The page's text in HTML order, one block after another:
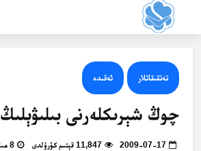
تەتقىقاتلار ئەقىدە
چوڭ شېرىكلەرنى بىلىۋېلىڭ
2009-07-17 11,847 قېتىم كۆرۈلدى 8 مىنۇتتا ئوقۇپ بولالايسىز